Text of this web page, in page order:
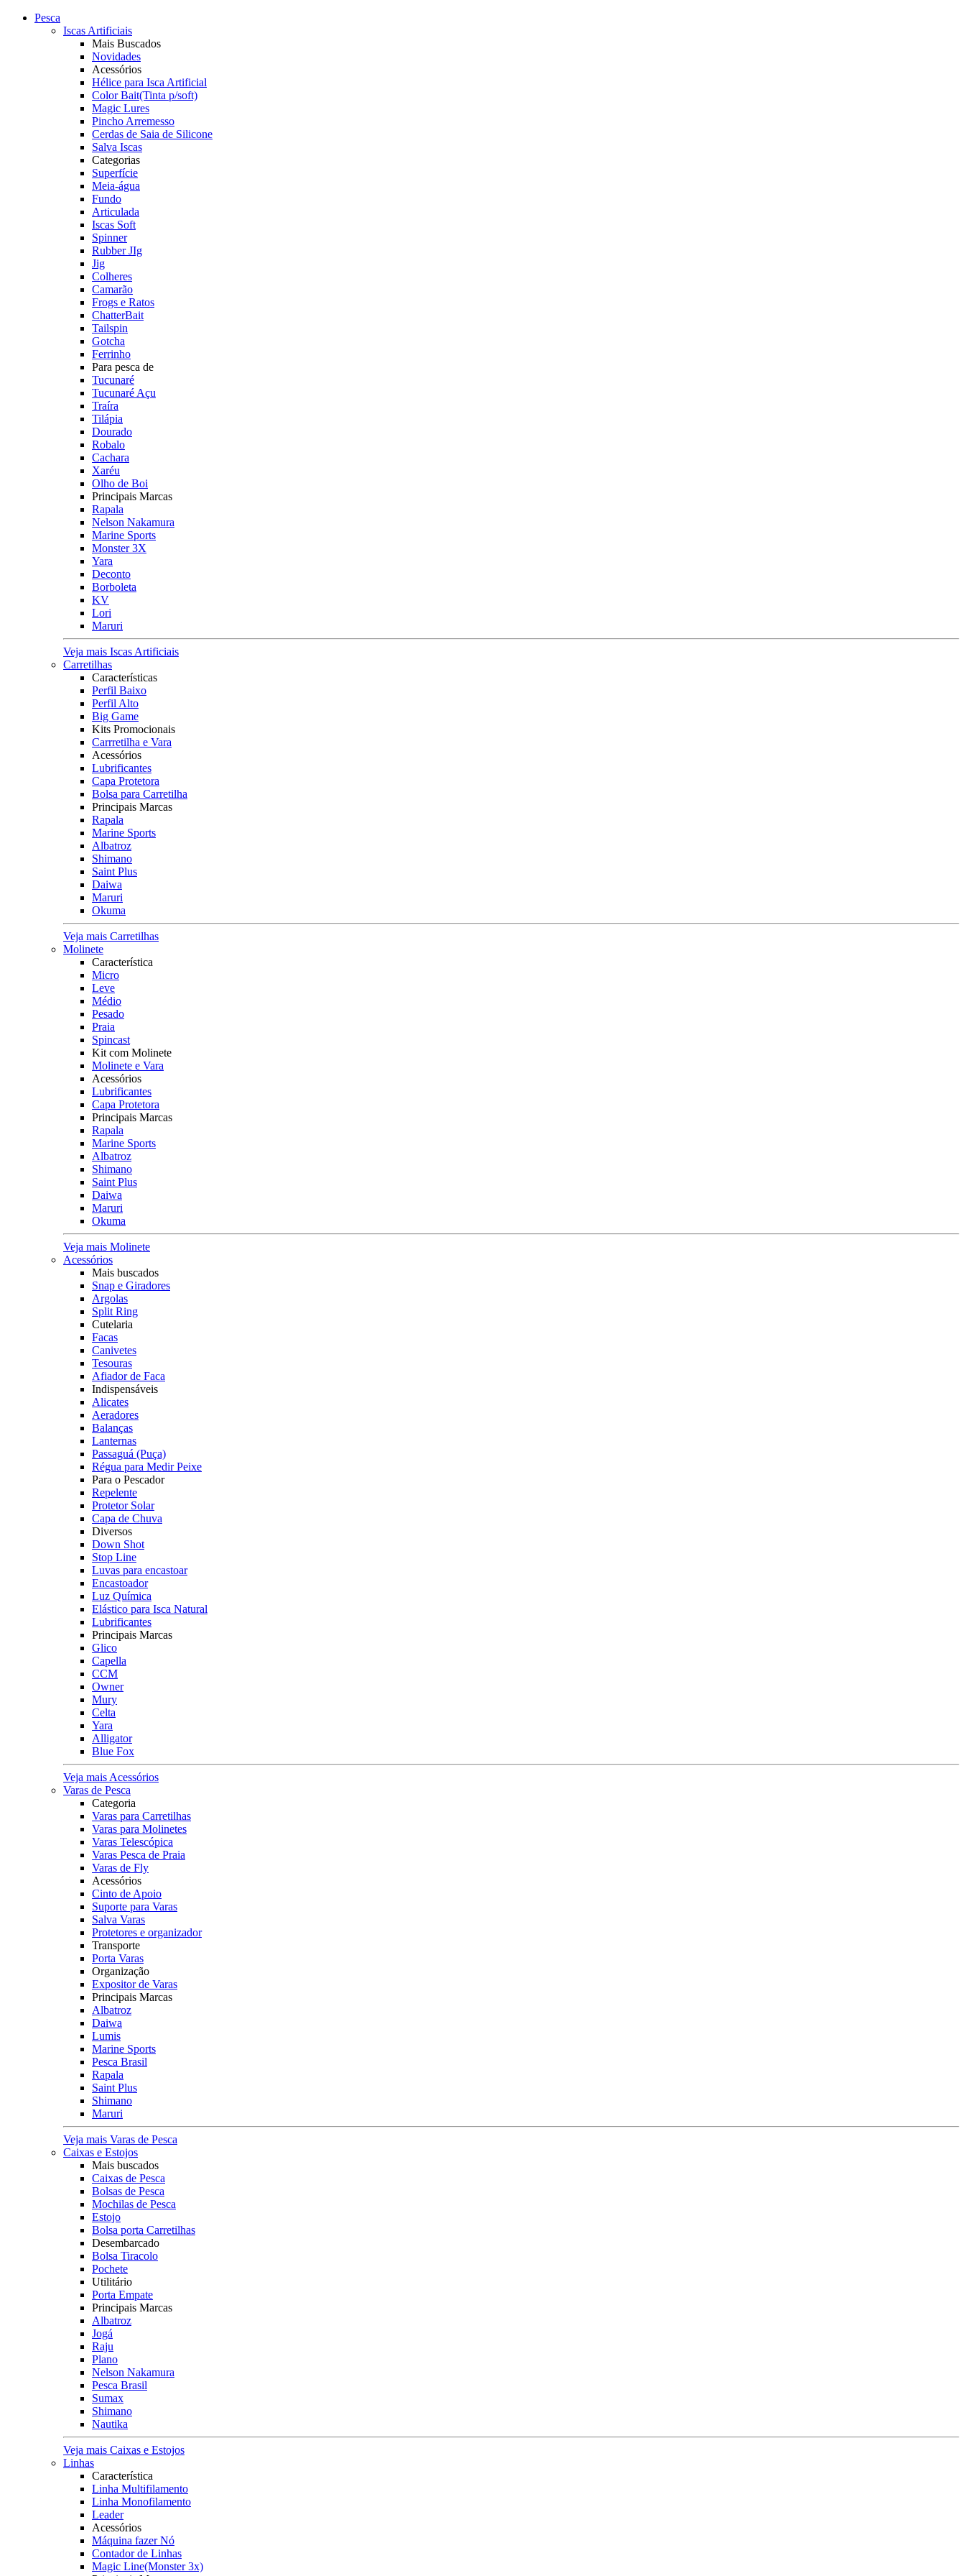
Pesca
Iscas Artificiais
Mais Buscados
Novidades
Acessórios
Hélice para Isca Artificial
Color Bait(Tinta p/soft)
Magic Lures
Pincho Arremesso
Cerdas de Saia de Silicone
Salva Iscas
Categorias
Superfície
Meia-água
Fundo
Articulada
Iscas Soft
Spinner
Rubber JIg
Jig
Colheres
Camarão
Frogs e Ratos
ChatterBait
Tailspin
Gotcha
Ferrinho
Para pesca de
Tucunaré
Tucunaré Açu
Traíra
Tilápia
Dourado
Robalo
Cachara
Xaréu
Olho de Boi
Principais Marcas
Rapala
Nelson Nakamura
Marine Sports
Monster 3X
Yara
Deconto
Borboleta
KV
Lori
Maruri
Veja mais Iscas Artificiais
Carretilhas
Características
Perfil Baixo
Perfil Alto
Big Game
Kits Promocionais
Carrretilha e Vara
Acessórios
Lubrificantes
Capa Protetora
Bolsa para Carretilha
Principais Marcas
Rapala
Marine Sports
Albatroz
Shimano
Saint Plus
Daiwa
Maruri
Okuma
Veja mais Carretilhas
Molinete
Característica
Micro
Leve
Médio
Pesado
Praia
Spincast
Kit com Molinete
Molinete e Vara
Acessórios
Lubrificantes
Capa Protetora
Principais Marcas
Rapala
Marine Sports
Albatroz
Shimano
Saint Plus
Daiwa
Maruri
Okuma
Veja mais Molinete
Acessórios
Mais buscados
Snap e Giradores
Argolas
Split Ring
Cutelaria
Facas
Canivetes
Tesouras
Afiador de Faca
Indispensáveis
Alicates
Aeradores
Balanças
Lanternas
Passaguá (Puça)
Régua para Medir Peixe
Para o Pescador
Repelente
Protetor Solar
Capa de Chuva
Diversos
Down Shot
Stop Line
Luvas para encastoar
Encastoador
Luz Química
Elástico para Isca Natural
Lubrificantes
Principais Marcas
Glico
Capella
CCM
Owner
Mury
Celta
Yara
Alligator
Blue Fox
Veja mais Acessórios
Varas de Pesca
Categoria
Varas para Carretilhas
Varas para Molinetes
Varas Telescópica
Varas Pesca de Praia
Varas de Fly
Acessórios
Cinto de Apoio
Suporte para Varas
Salva Varas
Protetores e organizador
Transporte
Porta Varas
Organização
Expositor de Varas
Principais Marcas
Albatroz
Daiwa
Lumis
Marine Sports
Pesca Brasil
Rapala
Saint Plus
Shimano
Maruri
Veja mais Varas de Pesca
Caixas e Estojos
Mais buscados
Caixas de Pesca
Bolsas de Pesca
Mochilas de Pesca
Estojo
Bolsa porta Carretilhas
Desembarcado
Bolsa Tiracolo
Pochete
Utilitário
Porta Empate
Principais Marcas
Albatroz
Jogá
Raju
Plano
Nelson Nakamura
Pesca Brasil
Sumax
Shimano
Nautika
Veja mais Caixas e Estojos
Linhas
Característica
Linha Multifilamento
Linha Monofilamento
Leader
Acessórios
Máquina fazer Nó
Contador de Linhas
Magic Line(Monster 3x)